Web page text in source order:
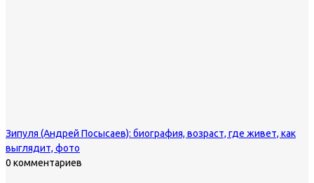
Зипуля (Андрей Посысаев): биография, возраст, где живет, как
выглядит, фото
0 комментариев